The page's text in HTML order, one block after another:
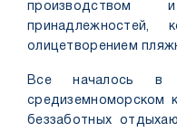
производством
принадлежностей,
олицетворением
Все началось в
средиземноморском
беззаботных